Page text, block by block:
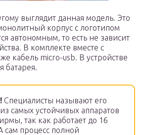
выглядит данная модель. Это
корпус с логотипом
автономным, то есть не зависит
В комплекте вместе с
кабель micro-usb. В устройстве
батарея.
Специалисты называют его
самых устойчивых аппаратов
так как работает до 16
сам процесс полной